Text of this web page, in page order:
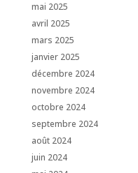
mai 2025
avril 2025
mars 2025
janvier 2025
décembre 2024
novembre 2024
octobre 2024
septembre 2024
août 2024
juin 2024